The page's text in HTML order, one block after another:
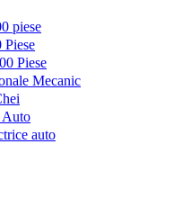
piese
Piese
Piese
Mecanic
Auto
auto